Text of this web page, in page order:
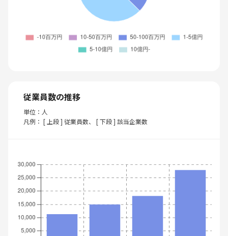
従業員数の推移
単位：人
凡例： [ 上段 ] 従業員数、 [ 下段 ] 該当企業数